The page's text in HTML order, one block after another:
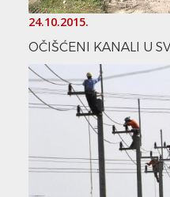
24.10.2015.
OČIŠĆENI KANALI U